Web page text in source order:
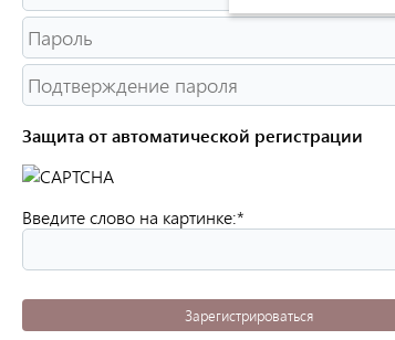
Защита от автоматической регистрации
Введите слово на картинке:*
Зарегистрироваться